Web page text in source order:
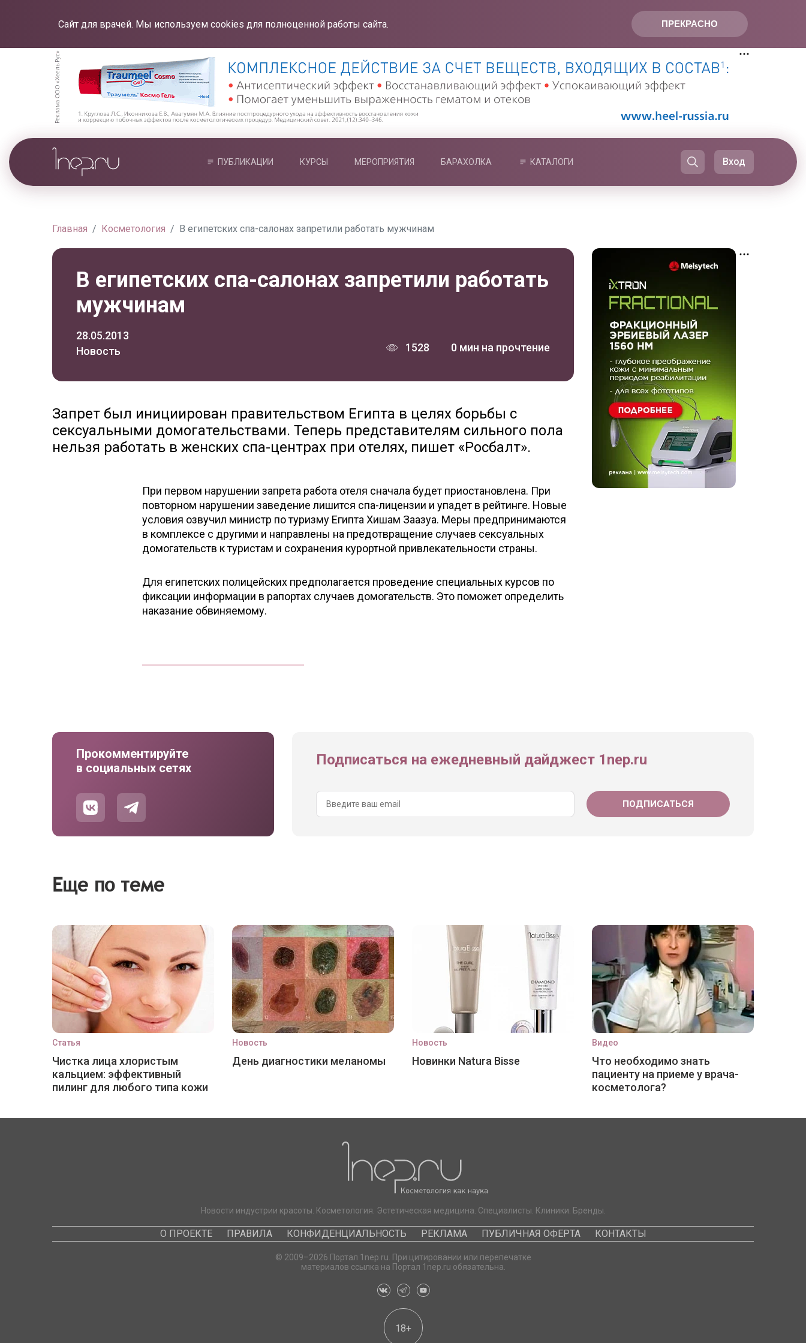
ПРЕКРАСНО
Сайт для врачей. Мы используем cookies для полноценной работы сайта.
ПУБЛИКАЦИИ КУРСЫ МЕРОПРИЯТИЯ БАРАХОЛКА КАТАЛОГИ Вход
Главная Косметология В египетских спа-салонах запретили работать мужчинам
В египетских спа-салонах запретили работать
мужчинам
28.05.2013
Новость
1528 0 мин на прочтение
Запрет был инициирован правительством Египта в целях борьбы с
сексуальными домогательствами. Теперь представителям сильного пола
нельзя работать в женских спа-центрах при отелях, пишет «Росбалт».
При первом нарушении запрета работа отеля сначала будет приостановлена. При
повторном нарушении заведение лишится спа-лицензии и упадет в рейтинге. Новые
условия озвучил министр по туризму Египта Хишам Заазуа. Меры предпринимаются
в комплексе с другими и направлены на предотвращение случаев сексуальных
домогательств к туристам и сохранения курортной привлекательности страны.
Для египетских полицейских предполагается проведение специальных курсов по
фиксации информации в рапортах случаев домогательств. Это поможет определить
наказание обвиняемому.
Прокомментируйте
в социальных сетях
Подписаться на ежедневный дайджест 1nep.ru
Еще по теме
Статья
Чистка лица хлористым
кальцием: эффективный
пилинг для любого типа кожи
Новость
День диагностики меланомы
Новость
Новинки Natura Bisse
Видео
Что необходимо знать
пациенту на приеме у врача-
косметолога?
Новости индустрии красоты. Косметология. Эстетическая медицина. Специалисты. Клиники. Бренды.
О ПРОЕКТЕ ПРАВИЛА КОНФИДЕНЦИАЛЬНОСТЬ РЕКЛАМА ПУБЛИЧНАЯ ОФЕРТА КОНТАКТЫ
© 2009–2026 Портал 1nep.ru. При цитировании или перепечатке
материалов ссылка на Портал 1nep.ru обязательна.
18+